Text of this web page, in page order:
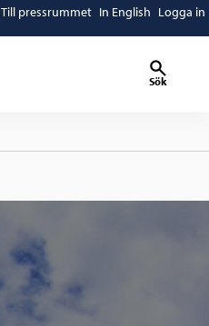
Till pressrummet In English Logga in
Sök